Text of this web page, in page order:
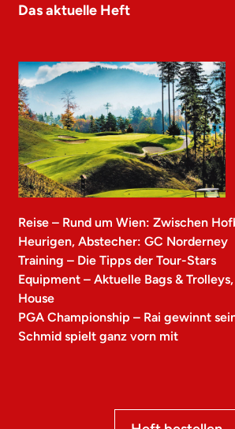
Das aktuelle Heft
Reise – Rund um Wien: Zwischen
Heurigen, Abstecher: GC Norderney
Training – Die Tipps der Tour-Stars
Equipment – Aktuelle Bags &
House
PGA Championship – Rai gewinnt
Schmid spielt ganz vorn mit